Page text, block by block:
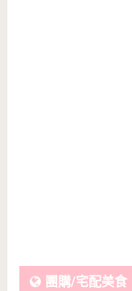
團購/宅配美食